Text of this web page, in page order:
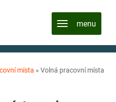
místa » Volná pracovní místa